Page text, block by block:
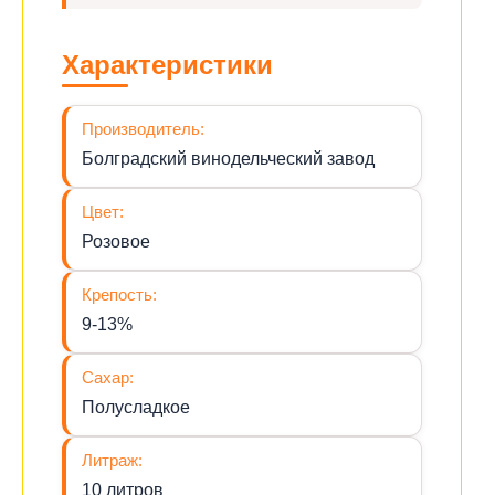
Характеристики
Производитель:
Болградский винодельческий завод
Цвет:
Розовое
Крепость:
9-13%
Сахар:
Полусладкое
Литраж:
10 литров